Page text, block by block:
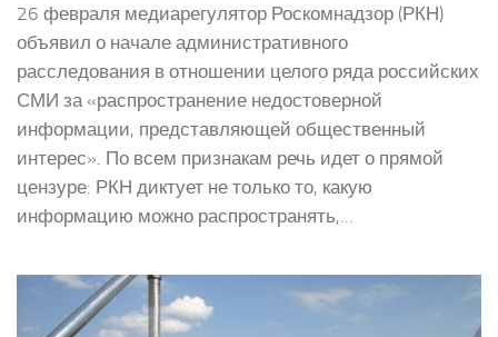
26 февраля медиарегулятор Роскомнадзор (РКН)
объявил о начале административного
расследования в отношении целого ряда российских
СМИ за «распространение недостоверной
информации, представляющей общественный
интерес». По всем признакам речь идет о прямой
цензуре: РКН диктует не только то, какую
информацию можно распространять,...